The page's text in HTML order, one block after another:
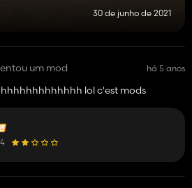
30 de junho de 2021
um mod há 5 anos
lol c'est mods